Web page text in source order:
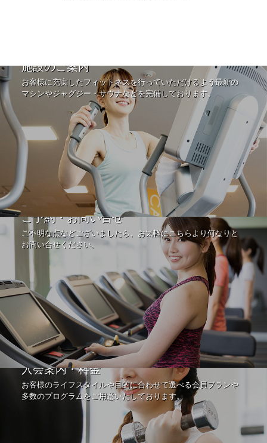
施設のご案内
お客様に充実したフィットネスを行っていただけるよう最新の
マシンやジャグジー・サウナなどを完備しております。
ご予約・お問い合せ
ご不明な点などございましたら、お気軽にこちらより何なりと
お問い合せください。
入会案内・料金
お客様のライフスタイルや目的に合わせて選べる会員プランや
多数のプログラムをご用意いたしております。